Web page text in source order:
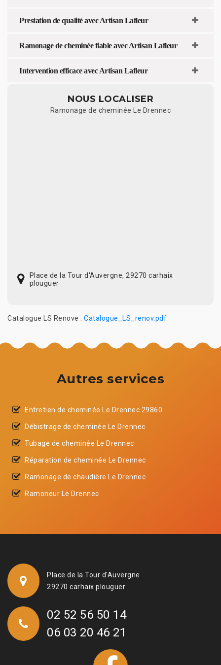
Prestation de qualité avec Artisan Lafleur
Ramonage de cheminée fiable avec Artisan Lafleur
Intervention efficace avec Artisan Lafleur
NOUS LOCALISER
Ramonage de cheminée Le Drennec
Place de la Tour d'Auvergne, 29270 carhaix
plouguer
Catalogue LS Renove : Catalogue_LS_renov.pdf
Autres services
Entretien de cheminée Le Drennec 29860
Débistrage de cheminée Le Drennec
Tubage de cheminée Le Drennec
Réparation de cheminée Le Drennec
Ramonage de chaudière Le Drennec
Ramoneur Le Drennec
Place de la Tour d'Auvergne
29270 carhaix plouguer
02 52 56 50 14
06 03 20 46 21